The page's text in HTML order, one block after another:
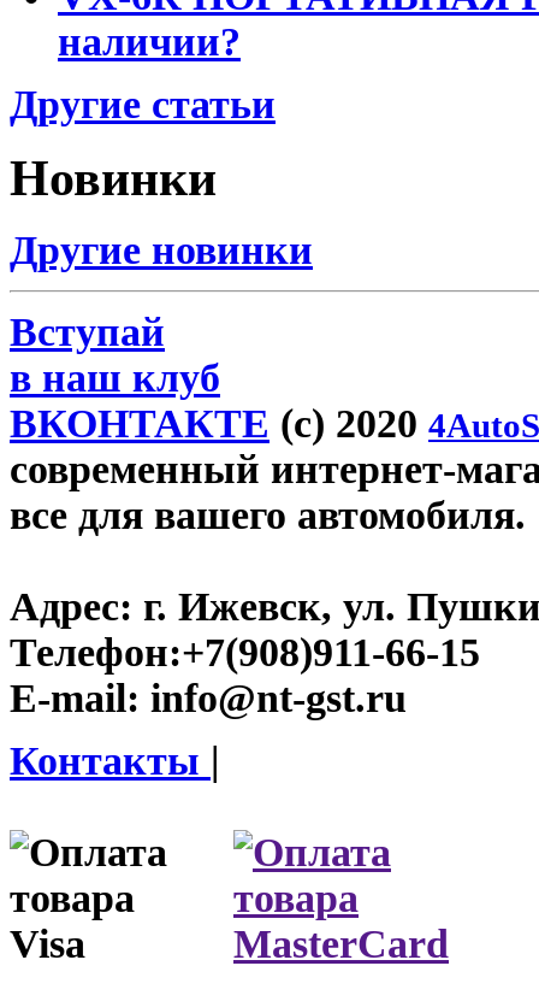
наличии?
Другие статьи
Новинки
Другие новинки
Вступай
в наш клуб
ВКОНТАКТЕ (c) 2020
современный интернет-
все для вашего автомобиля.
Адрес: г. Ижевск, ул.
Телефон:+7(908)911-66-15
E-mail: info@nt-gst.ru
Контакты |